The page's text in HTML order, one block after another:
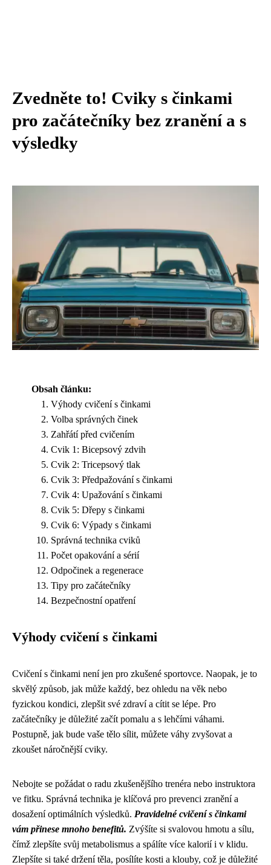
Zvedněte to! Cviky s činkami
pro začátečníky bez zranění a s
výsledky
Obsah článku:
Výhody cvičení s činkami
Volba správných činek
Zahřátí před cvičením
Cvik 1: Bicepsový zdvih
Cvik 2: Tricepsový tlak
Cvik 3: Předpažování s činkami
Cvik 4: Upažování s činkami
Cvik 5: Dřepy s činkami
Cvik 6: Výpady s činkami
Správná technika cviků
Počet opakování a sérií
Odpočinek a regenerace
Tipy pro začátečníky
Bezpečnostní opatření
Výhody cvičení s činkami
Cvičení s činkami není jen pro zkušené sportovce. Naopak, je to
skvělý způsob, jak může každý, bez ohledu na věk nebo
fyzickou kondici, zlepšit své zdraví a cítit se lépe. Pro
začátečníky je důležité začít pomalu a s lehčími váhami.
Postupně, jak bude vaše tělo sílit, můžete váhy zvyšovat a
zkoušet náročnější cviky.
Nebojte se požádat o radu zkušenějšího trenéra nebo instruktora
ve fitku. Správná technika je klíčová pro prevenci zranění a
dosažení optimálních výsledků. Pravidelné cvičení s činkami
vám přinese mnoho benefitů. Zvýšíte si svalovou hmotu a sílu,
čímž zlepšíte svůj metabolismus a spálíte více kalorií i v klidu.
Zlepšíte si také držení těla, posílíte kosti a klouby, což je důležité